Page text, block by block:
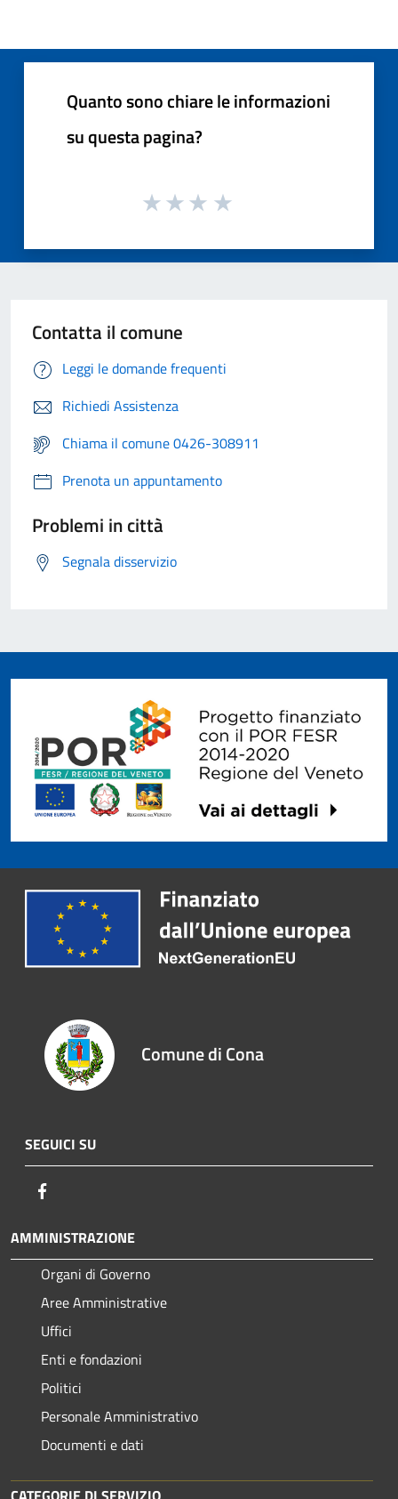
Quanto sono chiare le informazioni
su questa pagina?
Contatta il comune
Leggi le domande frequenti
Richiedi Assistenza
Chiama il comune 0426-308911
Prenota un appuntamento
Problemi in città
Segnala disservizio
Comune di Cona
SEGUICI SU
AMMINISTRAZIONE
Organi di Governo
Aree Amministrative
Uffici
Enti e fondazioni
Politici
Personale Amministrativo
Documenti e dati